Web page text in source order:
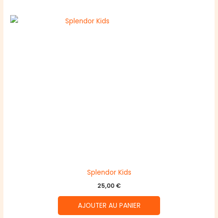
Splendor Kids
25,00 €
AJOUTER AU PANIER